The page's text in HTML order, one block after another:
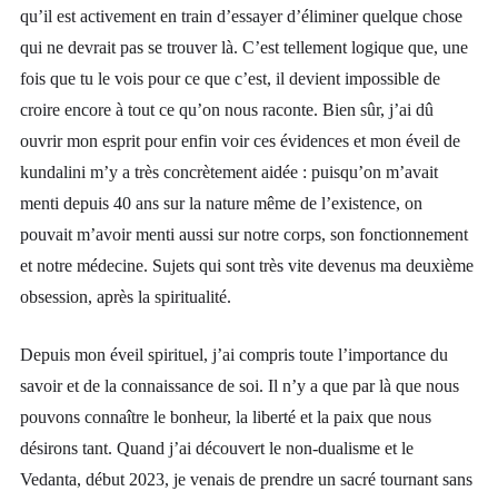
qu’il est activement en train d’essayer d’éliminer quelque chose
qui ne devrait pas se trouver là. C’est tellement logique que, une
fois que tu le vois pour ce que c’est, il devient impossible de
croire encore à tout ce qu’on nous raconte. Bien sûr, j’ai dû
ouvrir mon esprit pour enfin voir ces évidences et mon éveil de
kundalini m’y a très concrètement aidée : puisqu’on m’avait
menti depuis 40 ans sur la nature même de l’existence, on
pouvait m’avoir menti aussi sur notre corps, son fonctionnement
et notre médecine. Sujets qui sont très vite devenus ma deuxième
obsession, après la spiritualité.
Depuis mon éveil spirituel, j’ai compris toute l’importance du
savoir et de la connaissance de soi. Il n’y a que par là que nous
pouvons connaître le bonheur, la liberté et la paix que nous
désirons tant. Quand j’ai découvert le non-dualisme et le
Vedanta, début 2023, je venais de prendre un sacré tournant sans